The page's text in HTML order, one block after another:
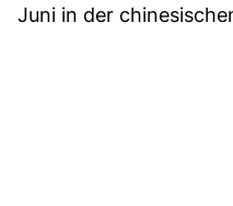
Juni in der